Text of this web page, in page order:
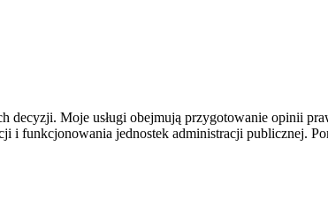
decyzji. Moje usługi obejmują przygotowanie opinii
i funkcjonowania jednostek administracji publicznej.